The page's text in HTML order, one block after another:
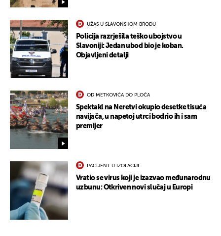
UŽAS U SLAVONSKOM BRODU
Policija razrješila teško ubojstvo u
Slavoniji: Jedan ubod bio je koban.
Objavljeni detalji
OD METKOVIĆA DO PLOČA
Spektakl na Neretvi okupio desetke tisuća
navijača, u napetoj utrci bodrio ih i sam
premijer
PACIJENT U IZOLACIJI
Vratio se virus koji je izazvao međunarodnu
uzbunu: Otkriven novi slučaj u Europi